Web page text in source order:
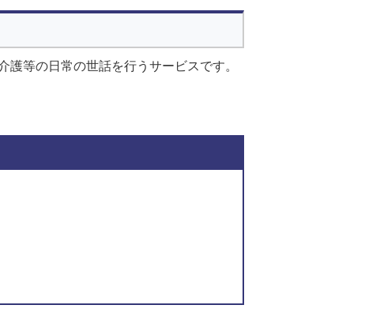
等の日常の世話を行うサービスです。